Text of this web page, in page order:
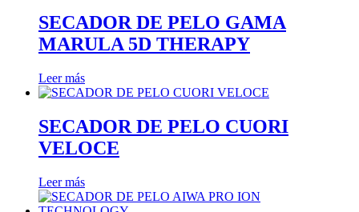
SECADOR DE PELO GAMA
MARULA 5D THERAPY
Leer más
SECADOR DE PELO CUORI
VELOCE
Leer más